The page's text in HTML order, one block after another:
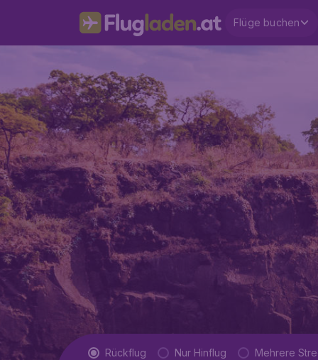
Flüge buchen
Flugtyp
Rückflug Nur Hinflug Mehrere